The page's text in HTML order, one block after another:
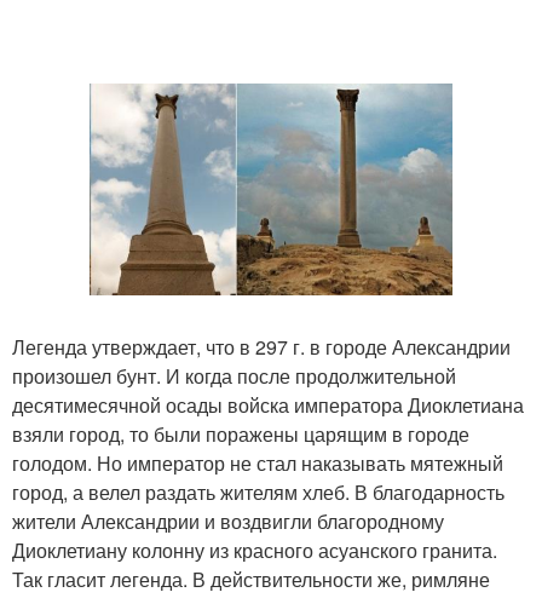
Легенда утверждает, что в 297 г. в городе Александрии
произошел бунт. И когда после продолжительной
десятимесячной осады войска императора Диоклетиана
взяли город, то были поражены царящим в городе
голодом. Но император не стал наказывать мятежный
город, а велел раздать жителям хлеб. В благодарность
жители Александрии и воздвигли благородному
Диоклетиану колонну из красного асуанского гранита.
Так гласит легенда. В действительности же, римляне